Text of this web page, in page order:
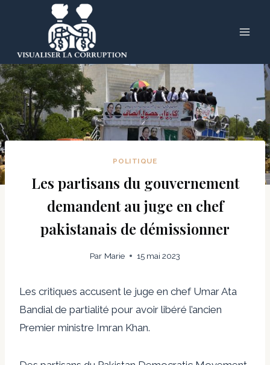
POLITIQUE
Les partisans du gouvernement
demandent au juge en chef
pakistanais de démissionner
Par Marie 15 mai 2023
Les critiques accusent le juge en chef Umar Ata
Bandial de partialité pour avoir libéré l’ancien
Premier ministre Imran Khan.